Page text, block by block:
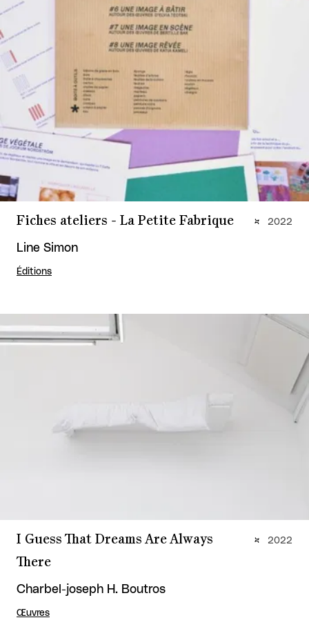
Fiches ateliers - La Petite Fabrique
Line Simon
Éditions
2022
I Guess That Dreams Are Always
There
Charbel-joseph H. Boutros
Œuvres
2022